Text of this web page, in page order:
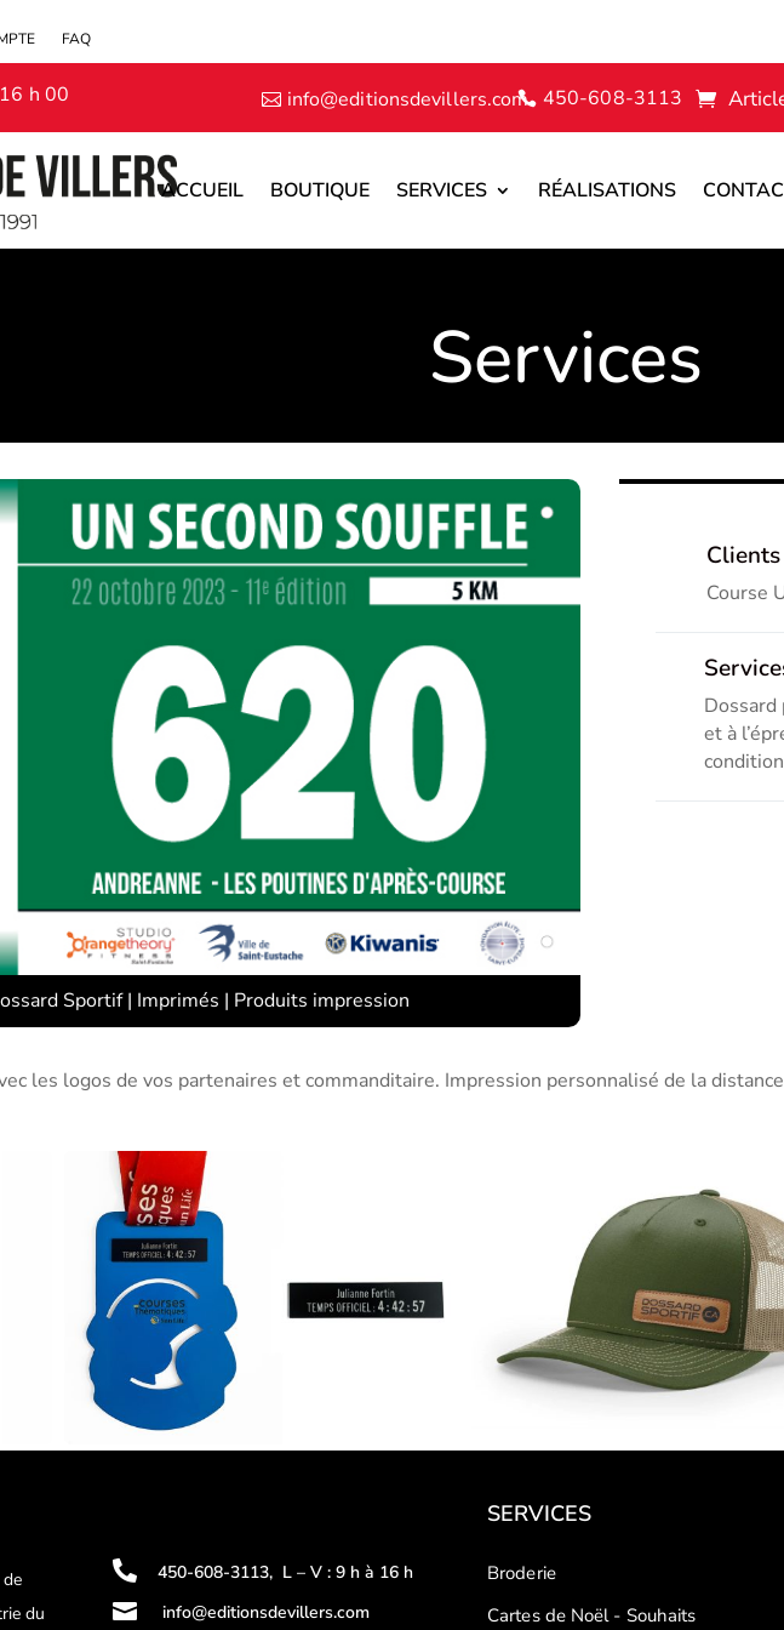
FAQ
h 00 info@editionsdevillers.com 450-608-3113
ACCUEIL BOUTIQUE SERVICES RÉALISATIONS
Services
Sportif| Imprimés | Produits impression
Clients
Course
et à
les logos de vos partenaires et commanditaire. Impression personnalisé de la
du
 450-608-3113, L – V : 9 h à 16 h
 info@editionsdevillers.com
SERVICES
Broderie
Cartes de Noël - Souhaits